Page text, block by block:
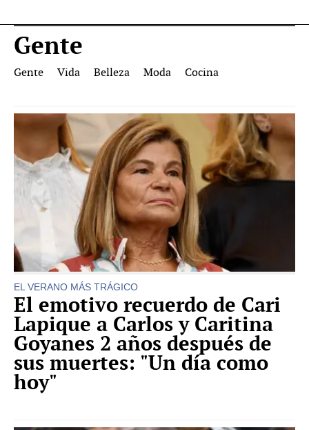
Gente
Gente Vida Belleza Moda Cocina
EL VERANO MÁS TRÁGICO
El emotivo recuerdo de Cari
Lapique a Carlos y Caritina
Goyanes 2 años después de
sus muertes: "Un día como
hoy"